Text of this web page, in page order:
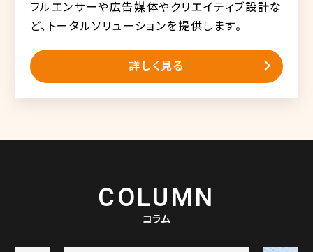
フルエンサーや広告媒体やクリエイティブ設計な
ど、トータルソリューションを提供します。
詳しく見る
COLUMN
コラム